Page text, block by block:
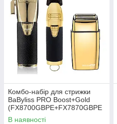
Комбо-набір для стрижки
BaByliss PRO Boost+Gold
(FX8700GBPE+FX7870GBPE
+FXFS2GE)
В наявності